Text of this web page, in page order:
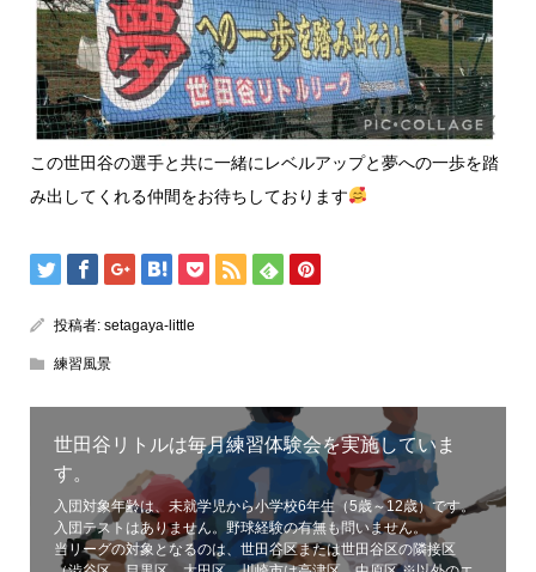
この世田谷の選手と共に一緒にレベルアップと夢への一歩を踏
み出してくれる仲間をお待ちしております
投稿者: setagaya-little
練習風景
世田谷リトルは毎月練習体験会を実施していま
す。
入団対象年齢は、未就学児から小学校6年生（5歳～12歳）です。
入団テストはありません。野球経験の有無も問いません。
当リーグの対象となるのは、世田谷区または世田谷区の隣接区